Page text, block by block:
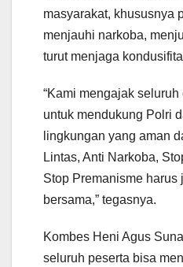
masyarakat, khususnya
menjauhi narkoba,
turut menjaga
“Kami mengajak
untuk mendukung Polri
lingkungan yang aman
Lintas, Anti Narkoba,
Stop Premanisme harus
bersama,” tegasnya.
Kombes Heni Agus
seluruh peserta bisa